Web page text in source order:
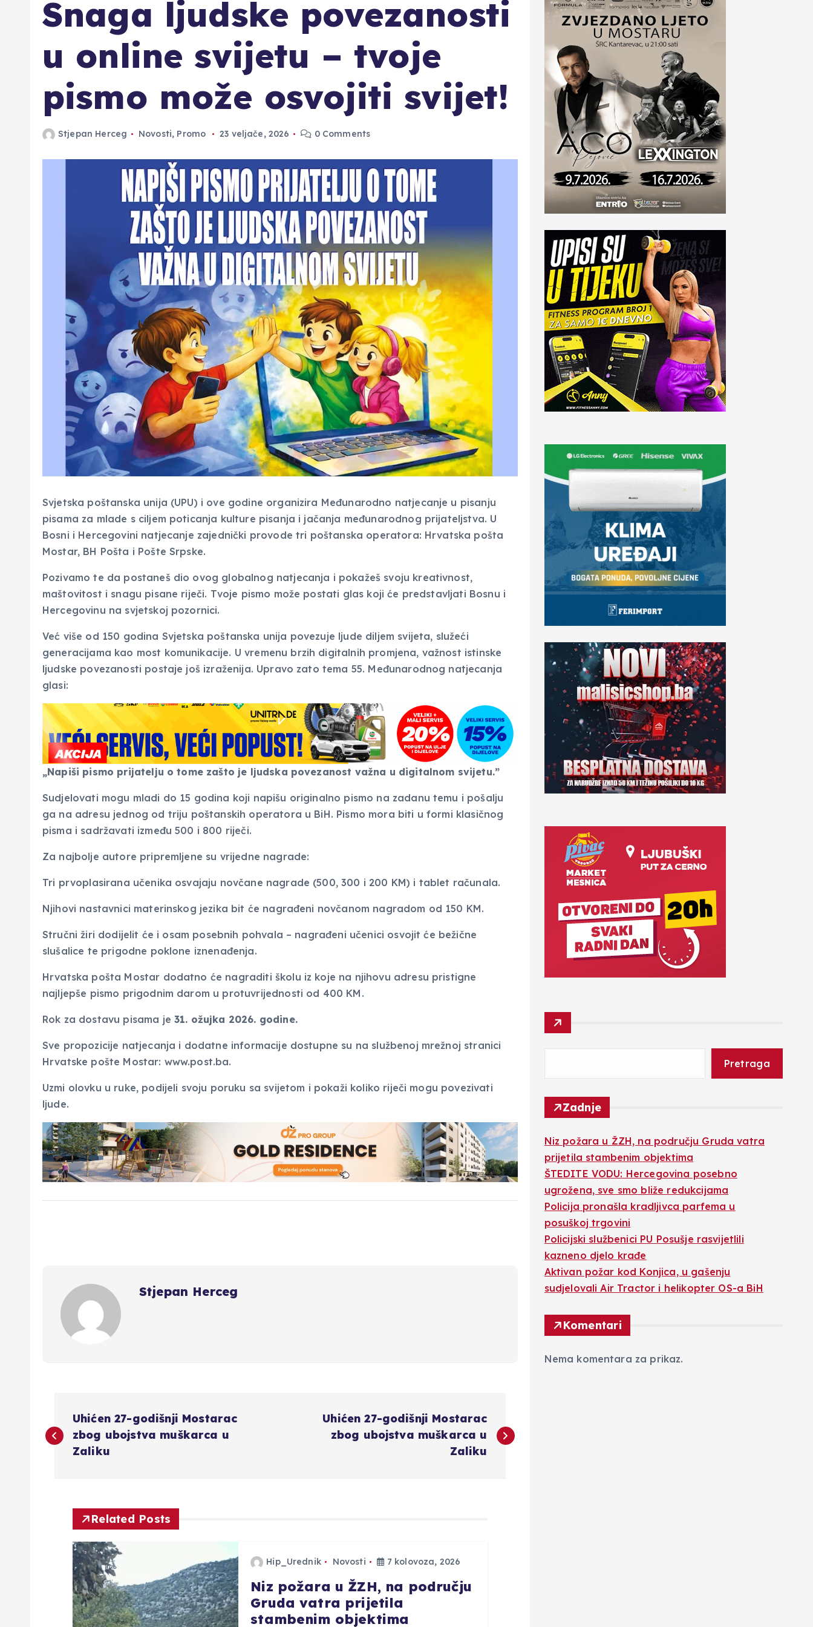
Snaga ljudske povezanosti
u online svijetu – tvoje
pismo može osvojiti svijet!
Stjepan Herceg Novosti, Promo 23 veljače, 2026 0 Comments
Svjetska poštanska unija (UPU) i ove godine organizira Međunarodno natjecanje u pisanju
pisama za mlade s ciljem poticanja kulture pisanja i jačanja međunarodnog prijateljstva. U
Bosni i Hercegovini natjecanje zajednički provode tri poštanska operatora: Hrvatska pošta
Mostar, BH Pošta i Pošte Srpske.
Pozivamo te da postaneš dio ovog globalnog natjecanja i pokažeš svoju kreativnost,
maštovitost i snagu pisane riječi. Tvoje pismo može postati glas koji će predstavljati Bosnu i
Hercegovinu na svjetskoj pozornici.
Već više od 150 godina Svjetska poštanska unija povezuje ljude diljem svijeta, služeći
generacijama kao most komunikacije. U vremenu brzih digitalnih promjena, važnost istinske
ljudske povezanosti postaje još izraženija. Upravo zato tema 55. Međunarodnog natjecanja
glasi:
„Napiši pismo prijatelju o tome zašto je ljudska povezanost važna u digitalnom svijetu.”
Sudjelovati mogu mladi do 15 godina koji napišu originalno pismo na zadanu temu i pošalju
ga na adresu jednog od triju poštanskih operatora u BiH. Pismo mora biti u formi klasičnog
pisma i sadržavati između 500 i 800 riječi.
Za najbolje autore pripremljene su vrijedne nagrade:
Tri prvoplasirana učenika osvajaju novčane nagrade (500, 300 i 200 KM) i tablet računala.
Njihovi nastavnici materinskog jezika bit će nagrađeni novčanom nagradom od 150 KM.
Stručni žiri dodijelit će i osam posebnih pohvala – nagrađeni učenici osvojit će bežične
slušalice te prigodne poklone iznenađenja.
Hrvatska pošta Mostar dodatno će nagraditi školu iz koje na njihovu adresu pristigne
najljepše pismo prigodnim darom u protuvrijednosti od 400 KM.
Rok za dostavu pisama je 31. ožujka 2026. godine.
Sve propozicije natjecanja i dodatne informacije dostupne su na službenoj mrežnoj stranici
Hrvatske pošte Mostar: www.post.ba.
Uzmi olovku u ruke, podijeli svoju poruku sa svijetom i pokaži koliko riječi mogu povezivati
ljude.
Stjepan Herceg
a
Uhićen 27-godišnji Mostarac
zbog ubojstva muškarca u
Zaliku
Uhićen 27-godišnji Mostarac
zbog ubojstva muškarca u
Zaliku
Related Posts
Hip_Urednik Novosti 7 kolovoza, 2026
Niz požara u ŽZH, na području
Gruda vatra prijetila
stambenim objektima
Pretraga
Zadnje
Niz požara u ŽZH, na području Gruda vatra
prijetila stambenim objektima
ŠTEDITE VODU: Hercegovina posebno
ugrožena, sve smo bliže redukcijama
Policija pronašla kradljivca parfema u
posuškoj trgovini
Policijski službenici PU Posušje rasvijetlili
kazneno djelo krađe
Aktivan požar kod Konjica, u gašenju
sudjelovali Air Tractor i helikopter OS-a BiH
Komentari
Nema komentara za prikaz.